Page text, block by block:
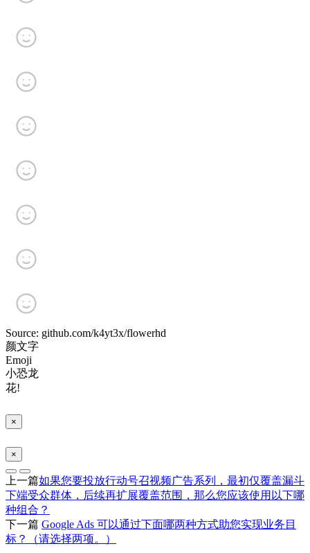
Source: github.com/k4yt3x/flowerhd
颜文字
Emoji
小恐龙
花!
×
×
上一篇如果您要投放行动号召视频广告系列，最初仅覆盖漏斗
下端受众群体，后续再扩展覆盖范围，那么您应该使用以下哪
种组合？
下一篇 Google Ads 可以通过下面哪两种方式助您实现业务目
标？（请选择两项。）